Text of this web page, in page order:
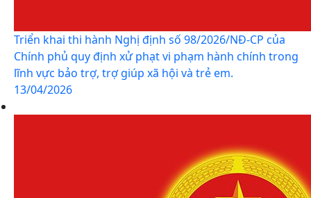
Triển khai thi hành Nghị định số 98/2026/NĐ-CP của
Chính phủ quy định xử phạt vi phạm hành chính trong
lĩnh vực bảo trợ, trợ giúp xã hội và trẻ em.
13/04/2026